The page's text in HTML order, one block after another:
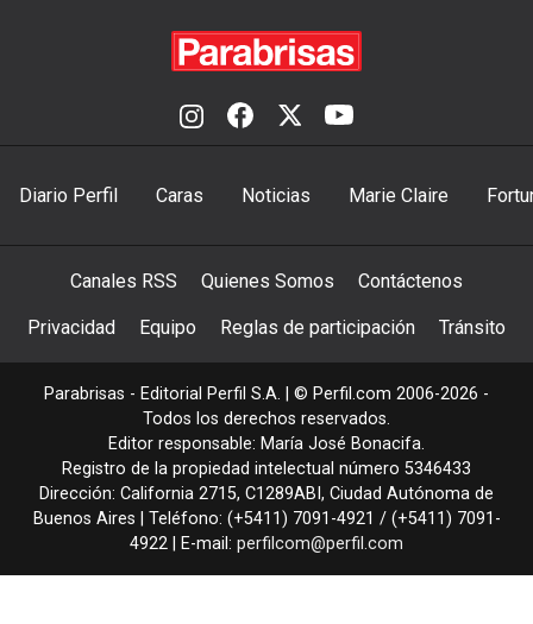
Diario Perfil Caras Noticias Marie Claire
Canales RSS Quienes Somos Contáctenos
Privacidad Equipo Reglas de participación Tránsito
Parabrisas - Editorial Perfil S.A. | © Perfil.com 2006-2026 -
Todos los derechos reservados.
Editor responsable: María José Bonacifa.
Registro de la propiedad intelectual número 5346433
Dirección: California 2715, C1289ABI , Ciudad Autónoma de
Buenos Aires | Teléfono: (+5411) 7091-4921 / (+5411) 7091-
4922 | E-mail: perfilcom@perfil.com